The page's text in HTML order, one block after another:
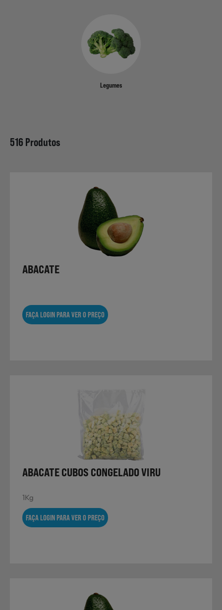
Refeições Prontas
Pré-confeccionados
Frutas e Legumes
Laticínios, Ovos e Derivados
Mercearia
Padaria e Pastelaria
Produtos Vegetarianos
Sobremesas
Ração para Animais
Legumes
516 Produtos
ABACATE
FAÇA LOGIN PARA VER O PREÇO
ABACATE CUBOS CONGELADO VIRU
1Kg
FAÇA LOGIN PARA VER O PREÇO